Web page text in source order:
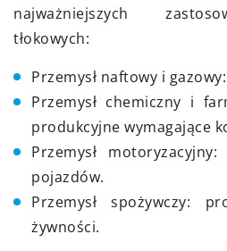
najważniejszych
tłokowych:
Przemysł naftowy i
Przemysł chemiczny i
produkcyjne wymagające
Przemysł
pojazdów.
Przemysł spożywczy:
żywności.